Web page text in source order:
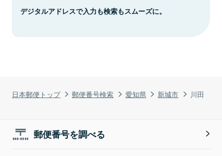
日本郵便トップ 郵便番号検索 愛知県 新城市 川田
デジタルアドレスで入力も検索もスムーズに。
郵便番号を調べる